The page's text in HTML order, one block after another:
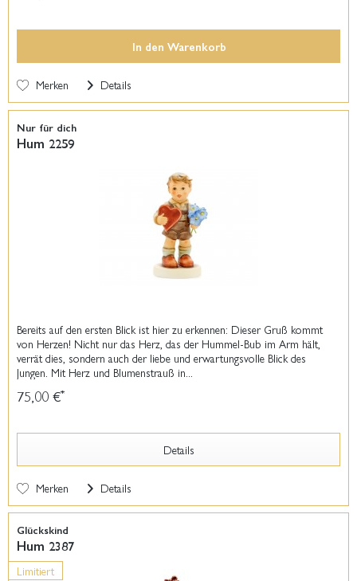
In den Warenkorb
Merken Details
Nur für dich
Hum 2259
Bereits auf den ersten Blick ist hier zu erkennen: Dieser Gruß kommt
von Herzen! Nicht nur das Herz, das der Hummel-Bub im Arm hält,
verrät dies, sondern auch der liebe und erwartungsvolle Blick des
Jungen. Mit Herz und Blumenstrauß in...
75,00 €*
Details
Merken Details
Limitiert
Glückskind
Hum 2387